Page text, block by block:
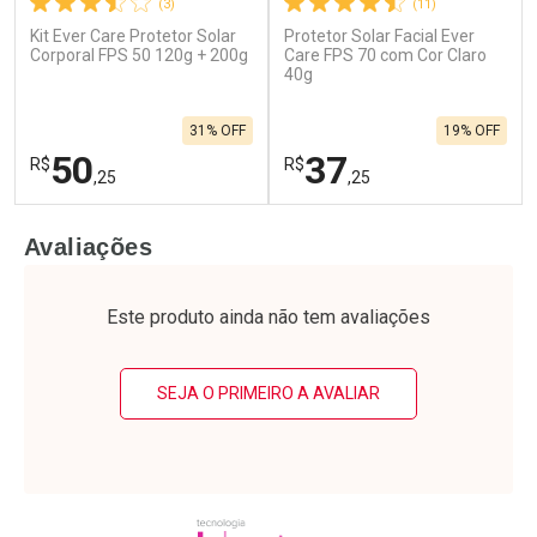
Ativar Desconto Ativar Desconto
Comprar sem Desconto
(3)
Kit Ever Care Protetor Solar
Corporal FPS 50 120g + 200g
R$50,25
31% OFF
Laboratório
Por Menos
(11)
Protetor Solar Facial Ever
Care FPS 70 com Cor Claro
40g
R$37,25
19% OFF
Laboratório
Por Menos
Avaliações
Este produto ainda não tem avaliações
SEJA O PRIMEIRO A AVALIAR